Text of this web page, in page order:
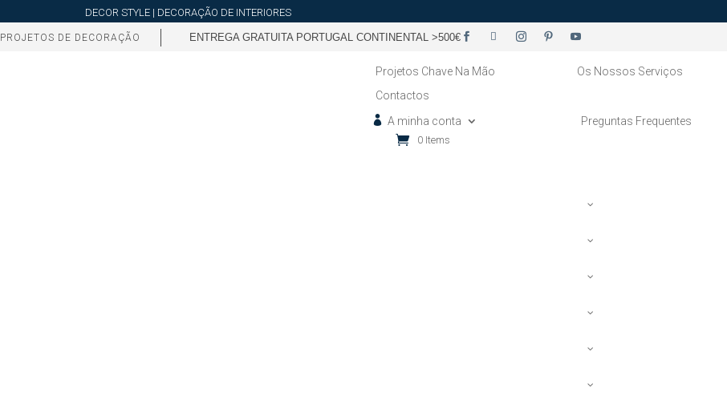
DECOR STYLE | DECORAÇÃO DE INTERIORES
PROJETOS DE DECORAÇÃO ENTREGA GRATUITA PORTUGAL CONTINENTAL >500€
Projetos Chave Na Mão
Os Nossos Serviços
Contactos
A minha conta
Preguntas Frequentes
0 Items